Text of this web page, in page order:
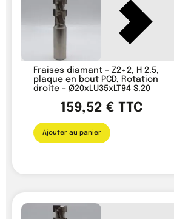
Fraises diamant – Z2+2, H 2.5,
plaque en bout PCD, Rotation
droite – Ø20xLU35xLT94 S.20
159,52€ TTC
Ajouter au panier